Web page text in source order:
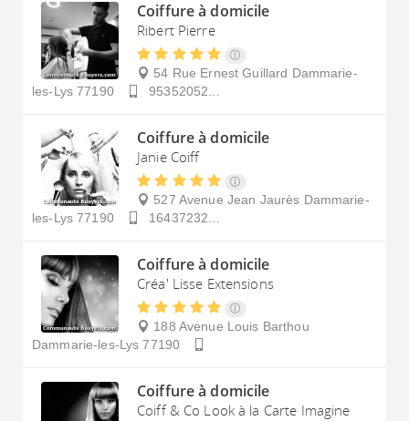
Coiffure à domicile
Ribert Pierre
54 Rue Ernest Guillard Dammarie-
les-Lys 77190 95352052...
Coiffure à domicile
Janie Coiff
527 Avenue Jean Jaurès Dammarie-
les-Lys 77190 16437232...
Coiffure à domicile
Créa' Lisse Extensions
188 Avenue Louis Barthou
Dammarie-les-Lys 77190
Coiffure à domicile
Coiff & Co Look à la Carte Imagine